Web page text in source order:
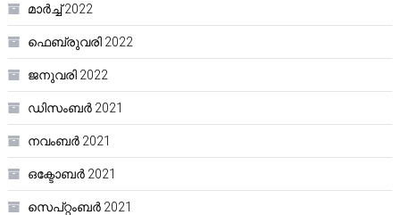
മാർച്ച്‌ 2022
ഫെബ്രുവരി 2022
ജനുവരി 2022
ഡിസംബർ 2021
നവംബർ 2021
ഒക്ടോബർ 2021
സെപ്റ്റംബർ 2021